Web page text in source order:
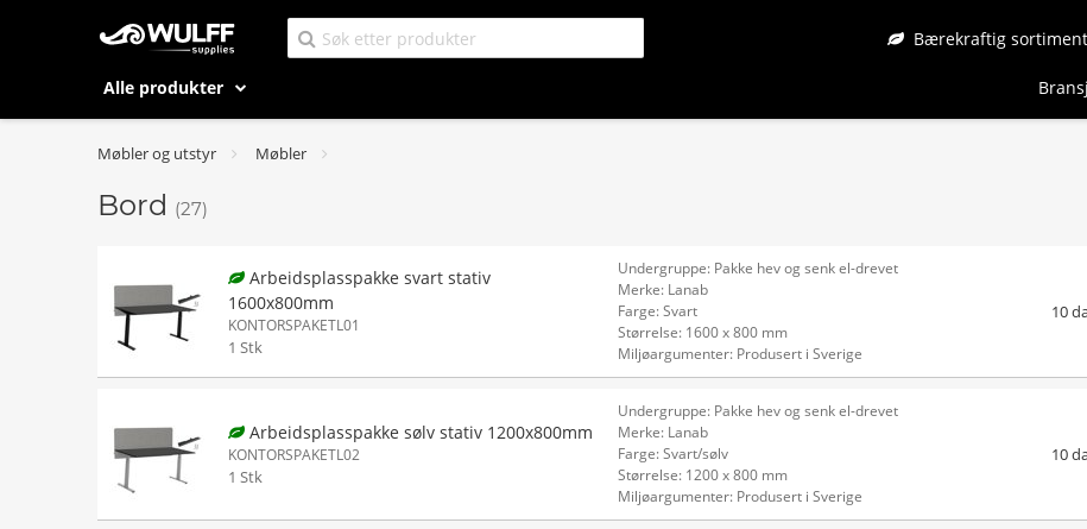
Bærekraftig sortiment
Alle produkter
Møbler og utstyr Møbler
Bord (27)
Arbeidsplasspakke svart stativ
1600x800mm
KONTORSPAKETL01
1 Stk
Undergruppe: Pakke hev og senk el-drevet
Merke: Lanab
Farge: Svart
Størrelse: 1600 x 800 mm
Miljøargumenter: Produsert i Sverige
10
Arbeidsplasspakke sølv stativ 1200x800mm
KONTORSPAKETL02
1 Stk
Undergruppe: Pakke hev og senk el-drevet
Merke: Lanab
Farge: Svart/sølv
Størrelse: 1200 x 800 mm
Miljøargumenter: Produsert i Sverige
10